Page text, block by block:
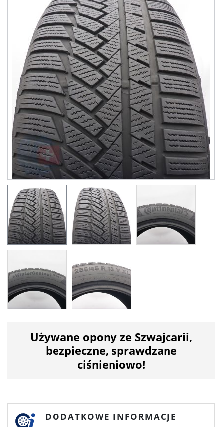
Używane opony ze Szwajcarii,
bezpieczne, sprawdzane
ciśnieniowo!
DODATKOWE INFORMACJE